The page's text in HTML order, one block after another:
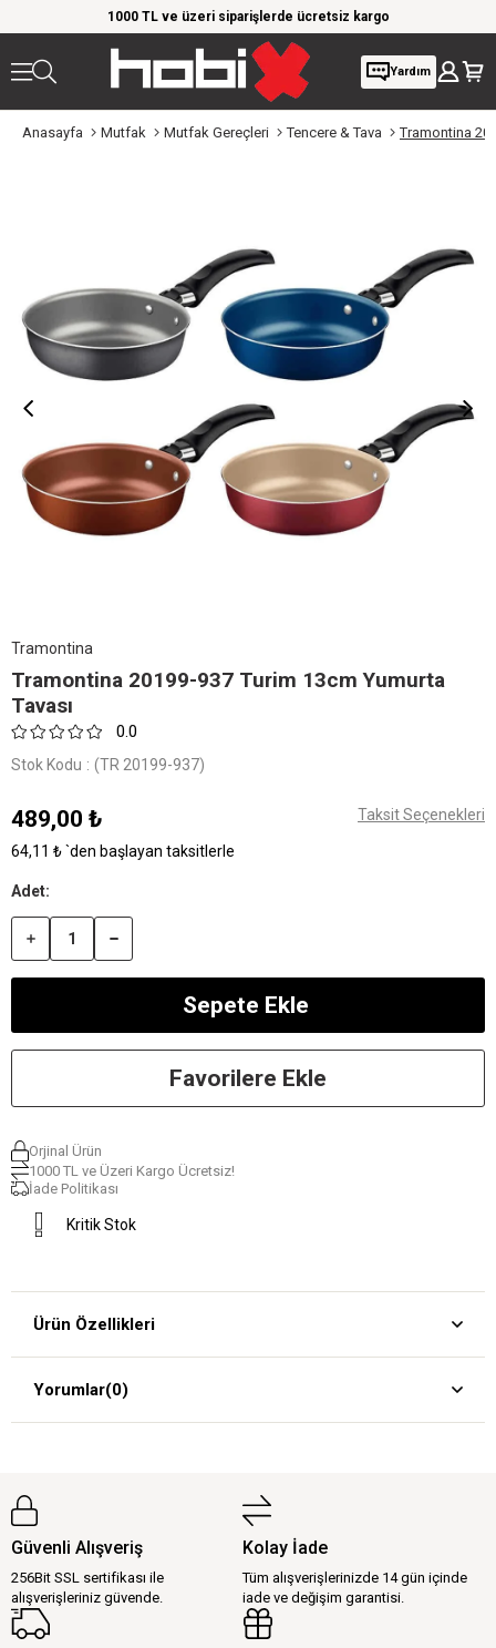
1000 TL ve üzeri siparişlerde ücretsiz kargo
Yardım
Anasayfa Mutfak Mutfak Gereçleri Tencere & Tava Tramontina
Tramontina
Tramontina 20199-937 Turim 13cm Yumurta
Tavası
0.0
Stok Kodu (TR 20199-937)
489,00 ₺ Taksit Seçenekleri
64,11 ₺`den başlayan taksitlerle
Favorilere Ekle
Orjinal Ürün
1000 TL ve Üzeri Kargo Ücretsiz!
İade Politikası
Kritik Stok
Ürün Özellikleri
Yorumlar(0)
Güvenli Alışveriş
256Bit SSL sertifikası ile
alışverişleriniz güvende.
Kolay İade
Tüm alışverişlerinizde 14 gün içinde
iade ve değişim garantisi.